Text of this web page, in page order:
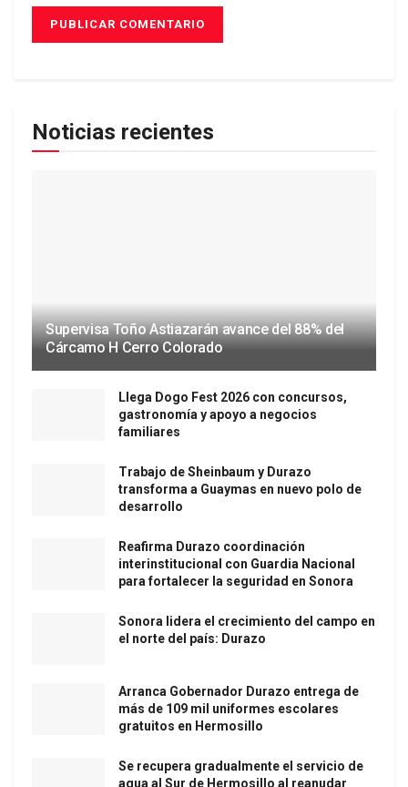
Noticias recientes
Supervisa Toño Astiazarán avance del 88% del
Cárcamo H Cerro Colorado
Llega Dogo Fest 2026 con concursos,
gastronomía y apoyo a negocios
familiares
Trabajo de Sheinbaum y Durazo
transforma a Guaymas en nuevo polo de
desarrollo
Reafirma Durazo coordinación
interinstitucional con Guardia Nacional
para fortalecer la seguridad en Sonora
Sonora lidera el crecimiento del campo en
el norte del país: Durazo
Arranca Gobernador Durazo entrega de
más de 109 mil uniformes escolares
gratuitos en Hermosillo
Se recupera gradualmente el servicio de
agua al Sur de Hermosillo al reanudar